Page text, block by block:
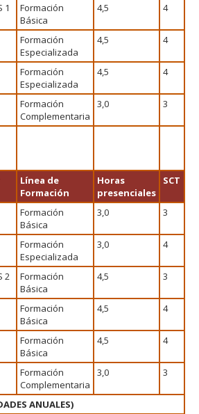
1
Formación
Básica
4,5 4
Formación
Especializada
4,5 4
Formación
Especializada
4,5 4
Formación
Complementaria
3,0 3
Línea de
Formación
Horas
presenciales
SCT
Formación
Básica
3,0 3
Formación
Especializada
3,0 4
2
Formación
Básica
4,5 3
Formación
Básica
4,5 4
Formación
Básica
4,5 4
Formación
Complementaria
3,0 3
ANUALES)